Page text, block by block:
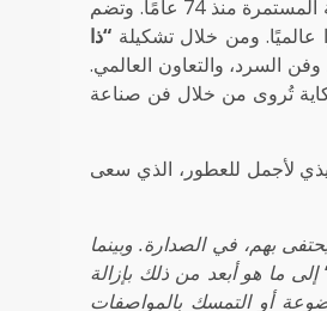
إيذانًا بمرحلة تحوّلية جديدة في مسيرتها العطرية المستمرة منذ 74 عامًا. وتضم
ومن خلال تشكيلة “ذا
السرد، والتعاون العالمي.
تُروى من خلال فن صناعة
لأجمل للعطور، الذي سعى
بهم، في الصدارة. وبينما
إلى ما هو أبعد من ذلك بإزالة
أو التمسك بالمواصفات